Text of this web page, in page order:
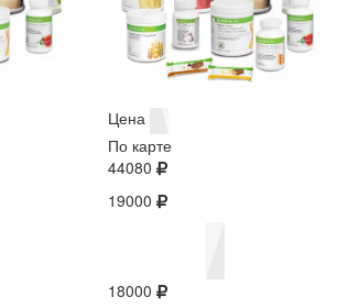
Цена
По карте
44080
19000
18000